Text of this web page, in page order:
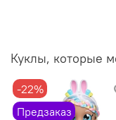
Куклы, которые
-22%
Предзаказ